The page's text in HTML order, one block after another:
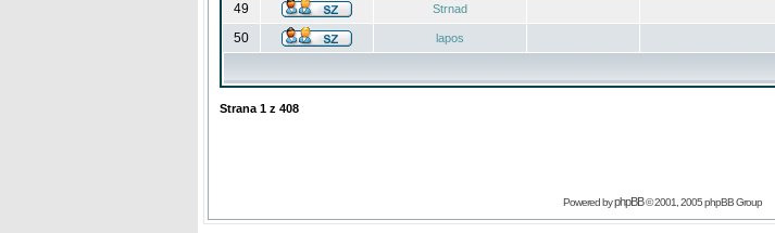
49
Strnad
50
lapos
Strana 1 z 408
Powered byphpBB© 2001, 2005 phpBB Group